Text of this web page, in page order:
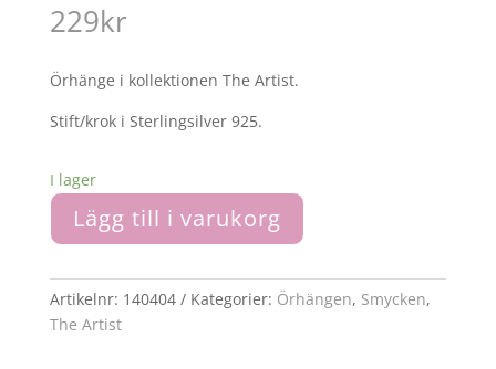
229kr
Örhänge i kollektionen The Artist.
Stift/krok i Sterlingsilver 925.
I lager
Lägg till i varukorg
Artikelnr: 140404 Kategorier: Örhängen, Smycken,
The Artist